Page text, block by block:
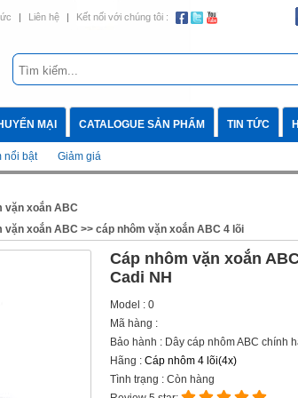
| Liên hệ | Kết nối với chúng tôi :
MẠI CATALOGUE SẢN PHẨM TIN TỨC
nổi bật Giảm giá
vặn xoắn ABC
vặn xoắn ABC >> cáp nhôm vặn xoắn ABC 4 lõi
Cáp nhôm vặn xoắn
Cadi NH
Model : 0
Mã hàng :
Bảo hành : Dây cáp nhôm ABC chính
Hãng : Cáp nhôm 4 lõi(4x)
Tình trạng : Còn hàng